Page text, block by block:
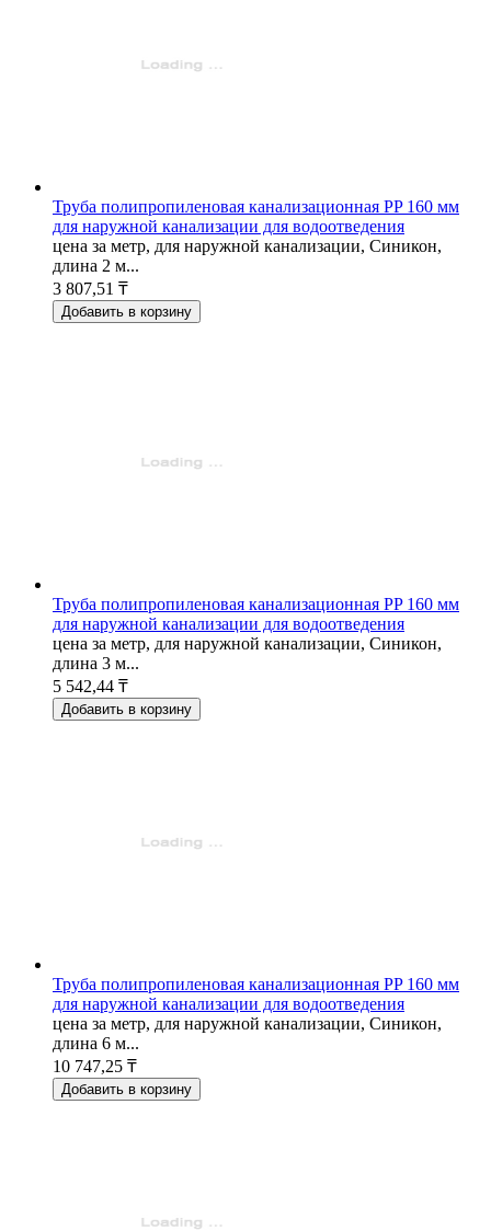
Труба полипропиленовая канализационная PP 160 мм
для наружной канализации для водоотведения
цена за метр, для наружной канализации, Синикон,
длина 2 м...
3 807,51 ₸
Добавить в корзину
Труба полипропиленовая канализационная PP 160 мм
для наружной канализации для водоотведения
цена за метр, для наружной канализации, Синикон,
длина 3 м...
5 542,44 ₸
Добавить в корзину
Труба полипропиленовая канализационная PP 160 мм
для наружной канализации для водоотведения
цена за метр, для наружной канализации, Синикон,
длина 6 м...
10 747,25 ₸
Добавить в корзину